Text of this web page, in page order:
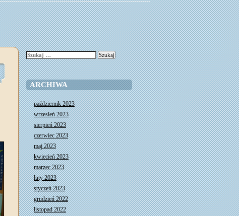
Szukaj:
ARCHIWA
październik 2023
wrzesień 2023
sierpień 2023
czerwiec 2023
maj 2023
kwiecień 2023
marzec 2023
luty 2023
styczeń 2023
grudzień 2022
listopad 2022